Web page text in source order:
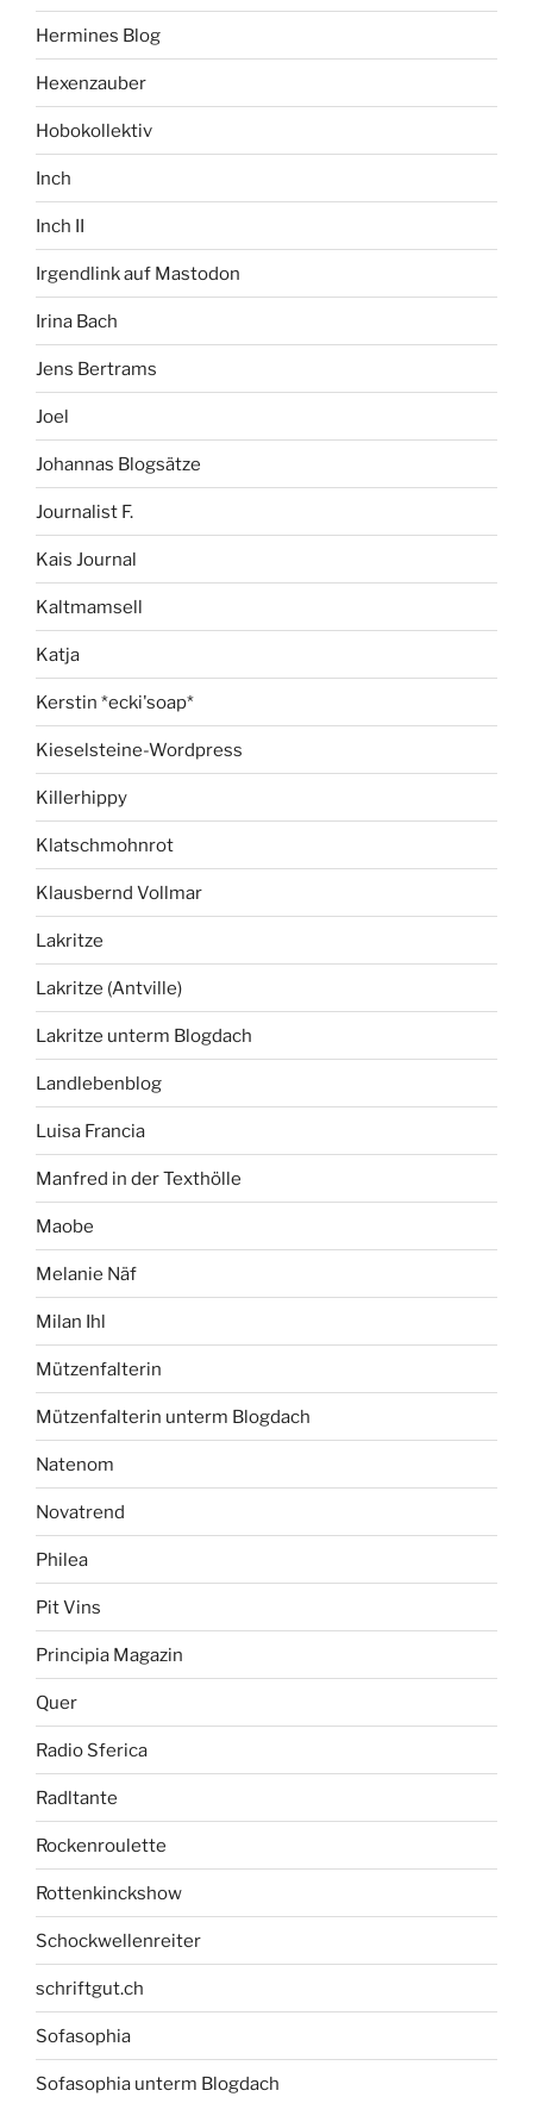
Hermines Blog
Hexenzauber
Hobokollektiv
Inch
Inch II
Irgendlink auf Mastodon
Irina Bach
Jens Bertrams
Joel
Johannas Blogsätze
Journalist F.
Kais Journal
Kaltmamsell
Katja
Kerstin *ecki'soap*
Kieselsteine-Wordpress
Killerhippy
Klatschmohnrot
Klausbernd Vollmar
Lakritze
Lakritze (Antville)
Lakritze unterm Blogdach
Landlebenblog
Luisa Francia
Manfred in der Texthölle
Maobe
Melanie Näf
Milan Ihl
Mützenfalterin
Mützenfalterin unterm Blogdach
Natenom
Novatrend
Philea
Pit Vins
Principia Magazin
Quer
Radio Sferica
Radltante
Rockenroulette
Rottenkinckshow
Schockwellenreiter
schriftgut.ch
Sofasophia
Sofasophia unterm Blogdach